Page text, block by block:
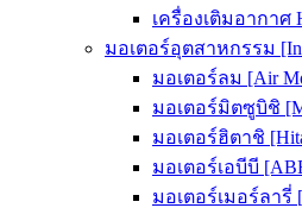
เครื่องเติมอากาศ
มอเตอร์อุตสาหกรรม
มอเตอร์ลม [Air
มอเตอร์มิตซูบิชิ
มอเตอร์ฮิตาชิ
มอเตอร์เอบีบี
มอเตอร์เมอร์ลารี่